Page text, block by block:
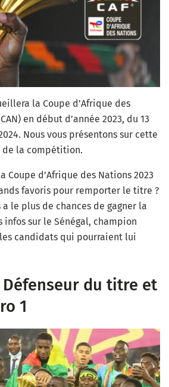
la Coupe d’Afrique des
en début d’année 2023, du 13
Nous vous présentons sur cette
de la compétition.
Coupe d’Afrique des Nations 2023
favoris pour remporter le titre ?
le plus de chances de gagner la
infos sur le Sénégal, champion
candidats qui pourraient lui
Défenseur du titre et
1